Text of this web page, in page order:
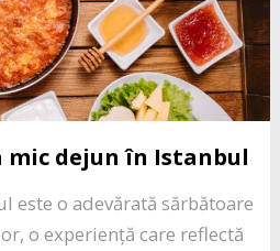
mic dejun în Istanbul
este o adevărată sărbătoare
o experiență care reflectă